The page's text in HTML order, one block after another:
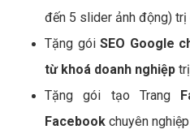
đến 5 slider ảnh động)
Tặng góiSEO Google
từ khoá doanh nghiệp
Tặng gói tạo Trang
Facebook chuyên